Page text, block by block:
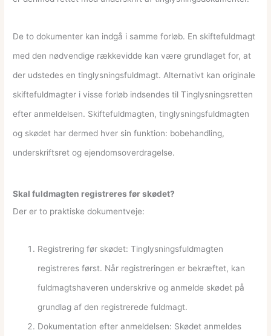
De to dokumenter kan indgå i samme forløb. En skiftefuldmagt
med den nødvendige rækkevidde kan være grundlaget for, at
der udstedes en tinglysningsfuldmagt. Alternativt kan originale
skiftefuldmagter i visse forløb indsendes til Tinglysningsretten
efter anmeldelsen. Skiftefuldmagten, tinglysningsfuldmagten
og skødet har dermed hver sin funktion: bobehandling,
underskriftsret og ejendomsoverdragelse.
Skal fuldmagten registreres før skødet?
Der er to praktiske dokumentveje:
Registrering før skødet: Tinglysningsfuldmagten
registreres først. Når registreringen er bekræftet, kan
fuldmagtshaveren underskrive og anmelde skødet på
grundlag af den registrerede fuldmagt.
Dokumentation efter anmeldelsen: Skødet anmeldes